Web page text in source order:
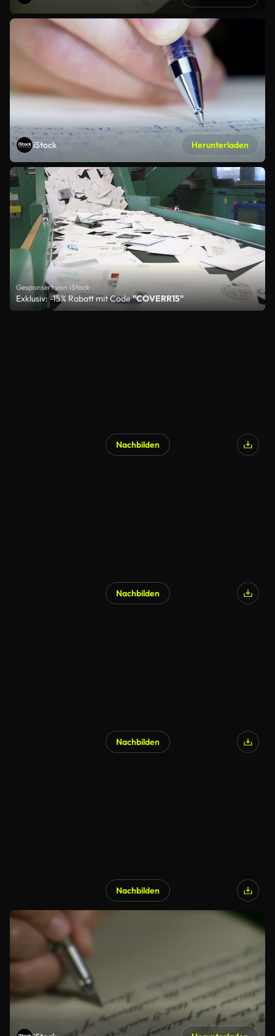
iStock Herunterladen
Gesponsert von iStock
Exklusiv: -15% Rabatt mit Code"COVERR15"
Nachbilden
Nachbilden
Nachbilden
Nachbilden